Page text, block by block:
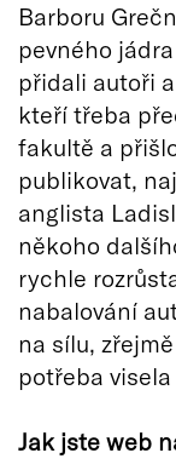
Barboru
pevného
přidali autoři
kteří třeba
fakultě a
publikovat,
anglista
někoho
rychle
nabalování
na sílu,
potřeba
Jak jste web